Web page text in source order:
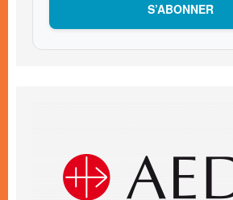
S’ABONNER